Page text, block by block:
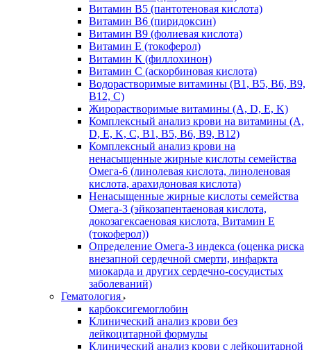
Витамин В5 (пантотеновая кислота)
Витамин В6 (пиридоксин)
Витамин В9 (фолиевая кислота)
Витамин Е (токоферол)
Витамин К (филлохинон)
Витамин С (аскорбиновая кислота)
Водорастворимые витамины (B1, B5, B6, В9,
В12, С)
Жирорастворимые витамины (A, D, E, K)
Комплексный анализ крови на витамины (A,
D, E, K, C, B1, B5, B6, В9, B12)
Комплексный анализ крови на
ненасыщенные жирные кислоты семейства
Омега-6 (линолевая кислота, линоленовая
кислота, арахидоновая кислота)
Ненасыщенные жирные кислоты семейства
Омега-3 (эйкозапентаеновая кислота,
докозагексаеновая кислота, Витамин E
(токоферол))
Определение Омега-3 индекса (оценка риска
внезапной сердечной смерти, инфаркта
миокарда и других сердечно-сосудистых
заболеваний)
Гематология
карбоксигемоглобин
Клинический анализ крови без
лейкоцитарной формулы
Клинический анализ крови с лейкоцитарной